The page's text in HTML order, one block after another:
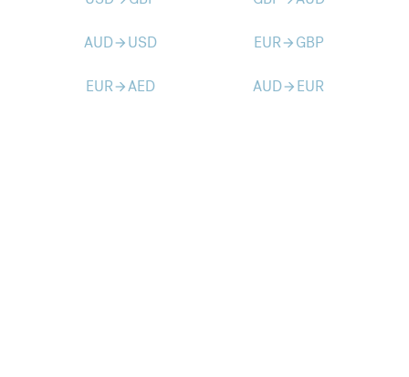
AUDarrow_forward USD EURarrow_forward GBP
EURarrow_forwardAED AUDarrow_forward EUR